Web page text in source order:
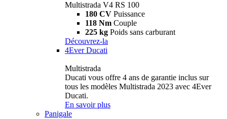
Multistrada V4 RS 100
180 CV Puissance
118 Nm Couple
225 kg Poids sans carburant
Découvrez-la
4Ever Ducati
Multistrada
Ducati vous offre 4 ans de garantie inclus sur
tous les modèles Multistrada 2023 avec 4Ever
Ducati.
En savoir plus
Panigale